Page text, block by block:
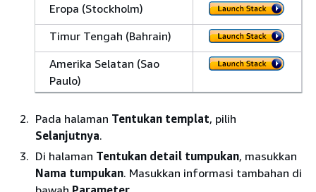
Eropa (Stockholm)
Timur Tengah (Bahrain)
Amerika Selatan (Sao
Paulo)
Pada halaman Tentukan templat, pilih
Selanjutnya.
Di halaman Tentukan detail tumpukan, masukkan
Nama tumpukan. Masukkan informasi tambahan di